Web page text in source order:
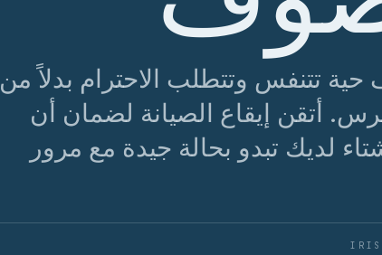
تتنفس وتتطلب الاحترام بدلاً من
أتقن إيقاع الصيانة لضمان أن
لديك تبدو بحالة جيدة مع مرور